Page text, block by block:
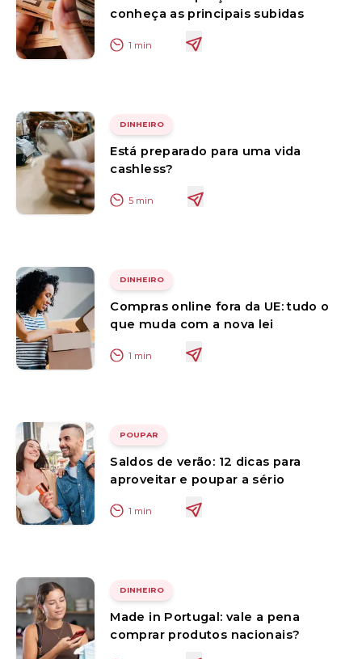
conheça as principais subidas
1 min
DINHEIRO
Está preparado para uma vida
cashless?
5 min
DINHEIRO
Compras online fora da UE: tudo o
que muda com a nova lei
1 min
POUPAR
Saldos de verão: 12 dicas para
aproveitar e poupar a sério
1 min
DINHEIRO
Made in Portugal: vale a pena
comprar produtos nacionais?